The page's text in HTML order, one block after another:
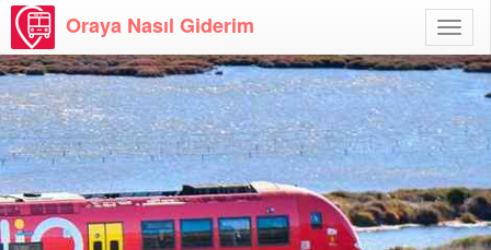
Aç
Oraya Nasıl Giderim